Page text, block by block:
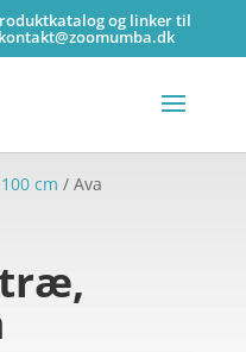
og linker til
kontakt@zoomumba.dk
cm / Ava